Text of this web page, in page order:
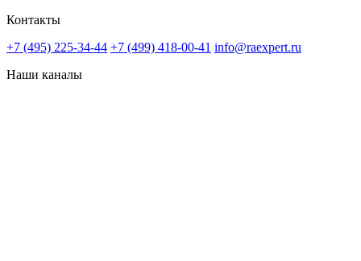
Контакты
+7 (495) 225-34-44 +7 (499) 418-00-41 info@raexpert.ru
Наши каналы